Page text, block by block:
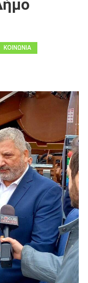
ΚΟΙΝΩΝΙΑ